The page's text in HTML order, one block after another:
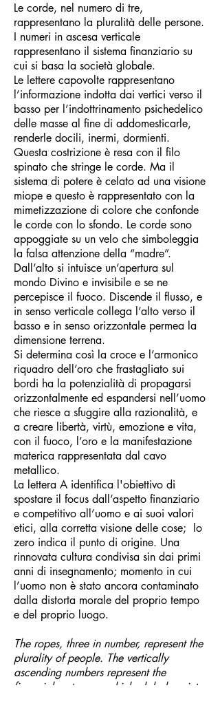
Le corde, nel numero di tre,
rappresentano la pluralità delle persone.
I numeri in ascesa verticale
rappresentano il sistema finanziario su
cui si basa la società globale.
Le lettere capovolte rappresentano
l’informazione indotta dai vertici verso il
basso per l’indottrinamento psichedelico
delle masse al fine di addomesticarle,
renderle docili, inermi, dormienti.
Questa costrizione è resa con il filo
spinato che stringe le corde. Ma il
sistema di potere è celato ad una visione
miope e questo è rappresentato con la
mimetizzazione di colore che confonde
le corde con lo sfondo. Le corde sono
appoggiate su un velo che simboleggia
la falsa attenzione della “madre”.
Dall’alto si intuisce un’apertura sul
mondo Divino e invisibile e se ne
percepisce il fuoco. Discende il flusso, e
in senso verticale collega l’alto verso il
basso e in senso orizzontale permea la
dimensione terrena.
Si determina così la croce e l’armonico
riquadro dell’oro che frastagliato sui
bordi ha la potenzialità di propagarsi
orizzontalmente ed espandersi nell’uomo
che riesce a sfuggire alla razionalità, e
a creare libertà, virtù, emozione e vita,
con il fuoco, l’oro e la manifestazione
materica rappresentata dal cavo
metallico.
La lettera A identifica l'obiettivo di
spostare il focus dall’aspetto finanziario
e competitivo all’uomo e ai suoi valori
etici, alla corretta visione delle cose; lo
zero indica il punto di origine. Una
rinnovata cultura condivisa sin dai primi
anni di insegnamento; momento in cui
l’uomo non è stato ancora contaminato
dalla distorta morale del proprio tempo
e del proprio luogo.
The ropes, three in number, represent the
plurality of people. The vertically
ascending numbers represent the
financial system on which global society